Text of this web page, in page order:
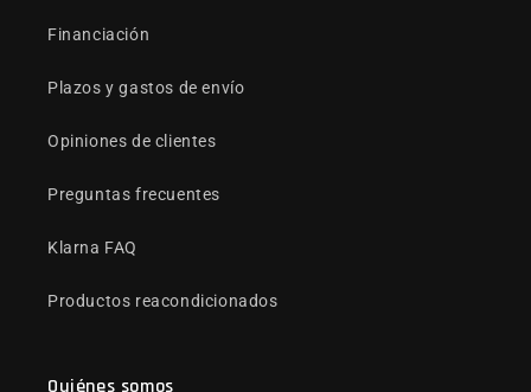
Financiación
Plazos y gastos de envío
Opiniones de clientes
Preguntas frecuentes
Klarna FAQ
Productos reacondicionados
Quiénes somos